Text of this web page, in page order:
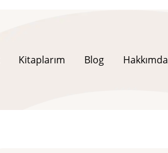
Kitaplarım Blog Hakkımda